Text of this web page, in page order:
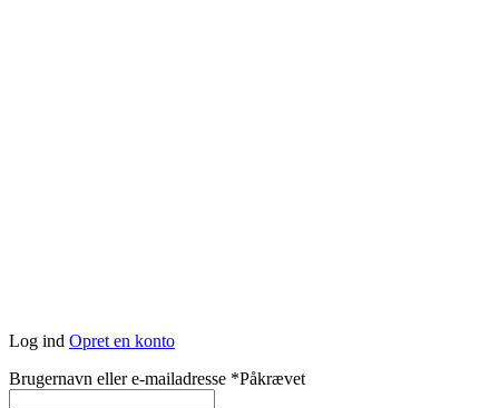
Log ind Opret en konto
Brugernavn eller e-mailadresse *Påkrævet